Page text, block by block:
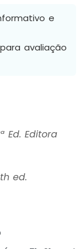
e
avaliação
Ed. Editora
ed.